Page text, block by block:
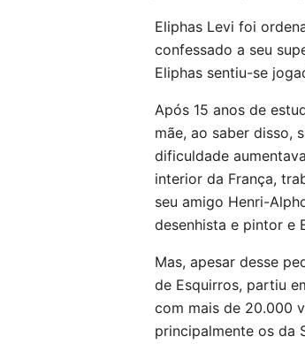
Eliphas Levi foi
confessado a seu
Eliphas sentiu-se
Após 15 anos de
mãe, ao saber disso,
dificuldade
interior da França,
seu amigo Henri-
desenhista e pintor e
Mas, apesar desse
de Esquirros, partiu
com mais de 20.000
principalmente os da